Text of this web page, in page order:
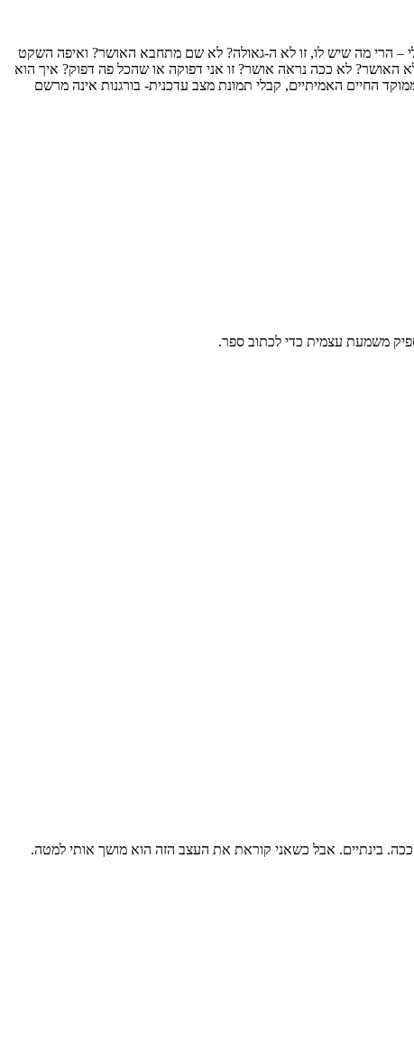
– הרי מה שיש לו, זו לא ה-גאולה? לא שם מתחבא האושר? ואיפה השקט
לא ככה נראה אושר? זו אני דפוקה או שהכל פה דפוק? איך הוא
החיים האמיתיים, קבלי תמונת מצב עדכנית- בורגנות אינה מרשם
ככה. בינתיים. אבל כשאני קוראת את העצב הזה הוא מושך אותי למטה.